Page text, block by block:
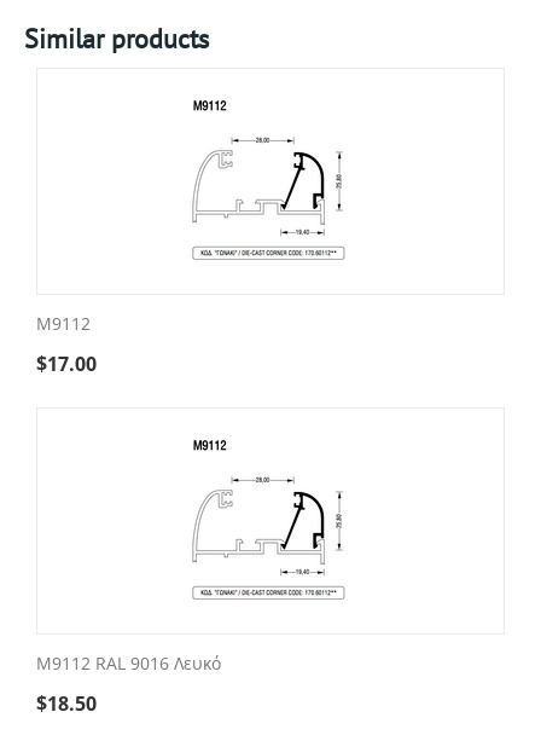
Similar products
M9112
$17.00
M9112 RAL 9016 Λευκό
$18.50